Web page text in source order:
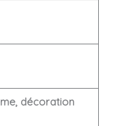
décoration